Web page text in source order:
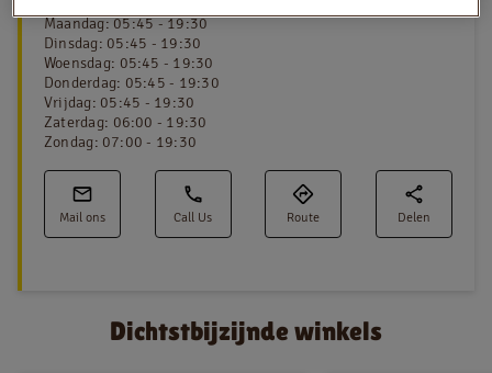
NL
Juridische informatie
Privacy policy
Cookie policy
Maandag:05:45 - 19:30
Dinsdag: 05:45 - 19:30
Woensdag: 05:45 - 19:30
Donderdag: 05:45 - 19:30
Vrijdag: 05:45 - 19:30
Zaterdag: 06:00 - 19:30
Zondag: 07:00 - 19:30
Mail ons Call Us Route Delen
Dichtstbijzijnde winkels